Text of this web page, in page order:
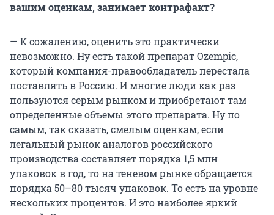
вашим оценкам, занимает контрафакт?
— К сожалению, оценить это практически
невозможно. Ну есть такой препарат Ozempic,
который компания-правообладатель перестала
поставлять в Россию. И многие люди как раз
пользуются серым рынком и приобретают там
определенные объемы этого препарата. Ну по
самым, так сказать, смелым оценкам, если
легальный рынок аналогов российского
производства составляет порядка 1,5 млн
упаковок в год, то на теневом рынке обращается
порядка 50–80 тысяч упаковок. То есть на уровне
нескольких процентов. И это наиболее яркий